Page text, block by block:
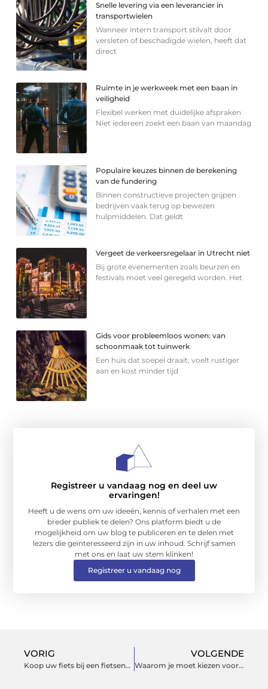
Snelle levering via een leverancier in
transportwielen
Wanneer intern transport stilvalt door
versleten of beschadigde wielen, heeft dat
direct
Ruimte in je werkweek met een baan in
veiligheid
Flexibel werken met duidelijke afspraken
Niet iedereen zoekt een baan van maandag
Populaire keuzes binnen de berekening
van de fundering
Binnen constructieve projecten grijpen
bedrijven vaak terug op bewezen
hulpmiddelen. Dat geldt
Vergeet de verkeersregelaar in Utrecht niet
Bij grote evenementen zoals beurzen en
festivals moet veel geregeld worden. Het
Gids voor probleemloos wonen: van
schoonmaak tot tuinwerk
Een huis dat soepel draait, voelt rustiger
aan en kost minder tijd
Registreer u vandaag nog en deel uw
ervaringen!
Heeft u de wens om uw ideeën, kennis of verhalen met een
breder publiek te delen? Ons platform biedt u de
mogelijkheid om uw blog te publiceren en te delen met
lezers die geïnteresseerd zijn in uw inhoud. Schrijf samen
met ons en laat uw stem klinken!
Registreer u vandaag nog
VORIG
Koop uw fiets bij een fietsenwinkel en krijg deskundig advies
VOLGENDE
Waarom je moet kiezen voor Elektricien Nieuwegein